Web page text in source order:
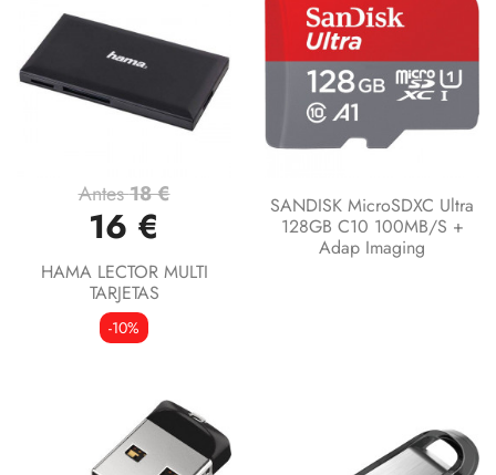
Antes18 €
16 €
HAMA LECTOR MULTI
TARJETAS
-10%
SANDISK MicroSDXC Ultra
128GB C10 100MB/s +
Adap Imaging